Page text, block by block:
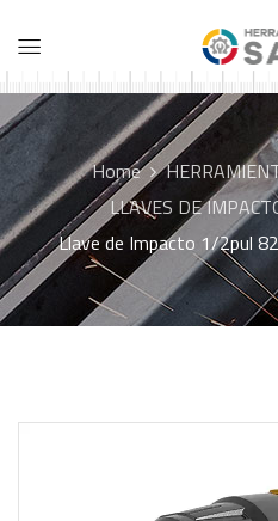
Home
LLAVES DE
Llave de Impacto 1/2pul